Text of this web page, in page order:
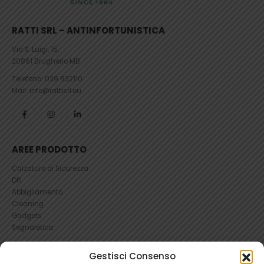
Gestisci Consenso
RATTI SRL – ANTINFORTUNISTICA
Via S. Luigi, 15,
20861 Brugherio MB
Telefono: 039 832110
Mail: info@rattisrl.eu
AREE PRODOTTO
Calzature di Sicurezza
DPI
Abbigliamento
Cleaning
Gadgets
Segnaletica